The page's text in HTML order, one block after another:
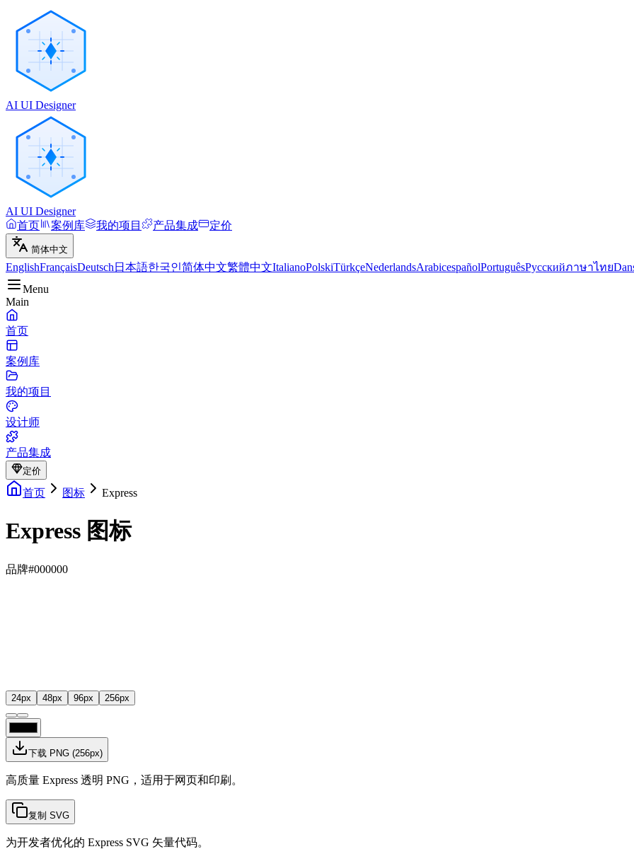
AI UI Designer
AI UI Designer
首页
案例库 我的项目 产品集成 定价
简体中文
EnglishFrançaisDeutsch 日本語한국인简体中文繁體中文ItalianoPolskiTürkçeNederlandsArabicespañolPortuguêsРусскийภาษาไทย
Menu
Main
首页
案例库
我的项目
设计师
产品集成
定价
首页 图标 Express
Express 图标
品牌#000000
24px 48px 96px 256px
下载 PNG (256px)
高质量 Express 透明 PNG，适用于网页和印刷。
复制 SVG
为开发者优化的 Express SVG 矢量代码。